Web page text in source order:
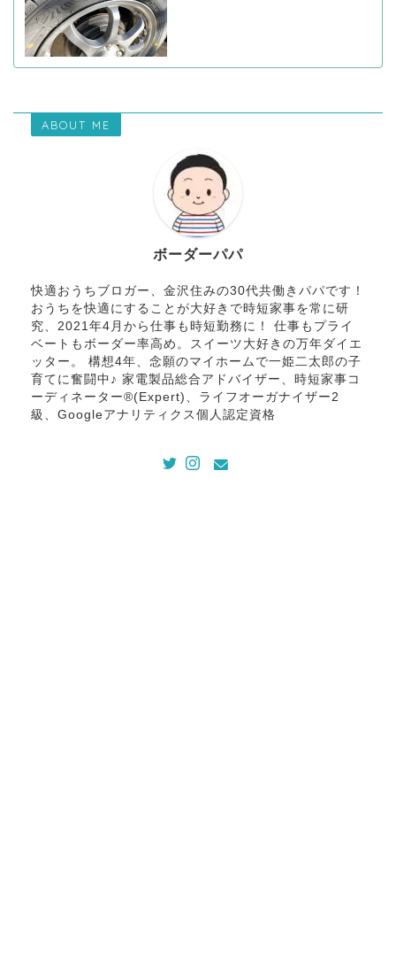
ABOUT ME
ボーダーパパ
快適おうちブロガー、金沢住みの30代共働きパパです！
おうちを快適にすることが大好きで時短家事を常に研
究、2021年4月から仕事も時短勤務に！ 仕事もプライ
ベートもボーダー率高め。スイーツ大好きの万年ダイエ
ッター。 構想4年、念願のマイホームで一姫二太郎の子
育てに奮闘中♪ 家電製品総合アドバイザー、時短家事コ
ーディネーター®(Expert)、ライフオーガナイザー2
級、Googleアナリティクス個人認定資格